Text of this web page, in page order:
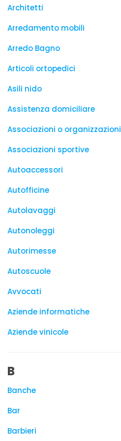
Architetti
Arredamento mobili
Arredo Bagno
Articoli ortopedici
Asili nido
Assistenza domiciliare
Associazioni o organizzazioni
Associazioni sportive
Autoaccessori
Autofficine
Autolavaggi
Autonoleggi
Autorimesse
Autoscuole
Avvocati
Aziende informatiche
Aziende vinicole
B
Banche
Bar
Barbieri